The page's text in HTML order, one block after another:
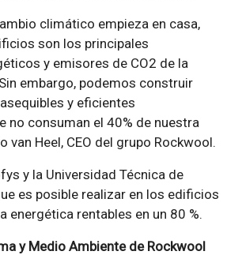
climático empieza en casa,
son los principales
y emisores de CO2 de la
embargo, podemos construir
y eficientes
no consuman el 40% de nuestra
van Heel, CEO del grupo Rockwool.
y la Universidad Técnica de
es posible realizar en los edificios
energética rentables en un 80 %.
y Medio Ambiente de Rockwool